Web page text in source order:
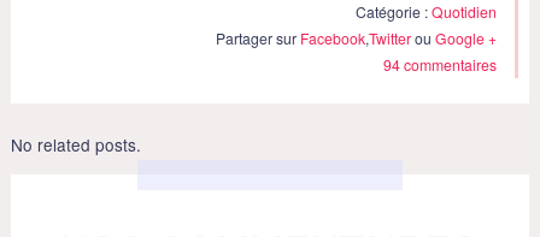
Catégorie :Quotidien
Partager sur Facebook,TwitterouGoogle +
94 commentaires
No related posts.